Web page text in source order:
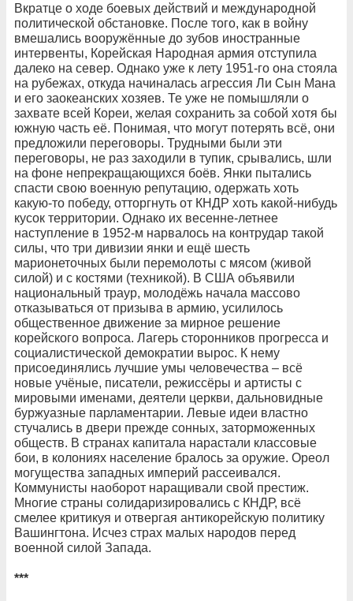
Вкратце о ходе боевых действий и международной
политической обстановке. После того, как в войну
вмешались вооружённые до зубов иностранные
интервенты, Корейская Народная армия отступила
далеко на север. Однако уже к лету 1951-го она стояла
на рубежах, откуда начиналась агрессия Ли Сын Мана
и его заокеанских хозяев. Те уже не помышляли о
захвате всей Кореи, желая сохранить за собой хотя бы
южную часть её. Понимая, что могут потерять всё, они
предложили переговоры. Трудными были эти
переговоры, не раз заходили в тупик, срывались, шли
на фоне непрекращающихся боёв. Янки пытались
спасти свою военную репутацию, одержать хоть
какую-то победу, отторгнуть от КНДР хоть какой-нибудь
кусок территории. Однако их весенне-летнее
наступление в 1952-м нарвалось на контрудар такой
силы, что три дивизии янки и ещё шесть
марионеточных были перемолоты с мясом (живой
силой) и с костями (техникой). В США объявили
национальный траур, молодёжь начала массово
отказываться от призыва в армию, усилилось
общественное движение за мирное решение
корейского вопроса. Лагерь сторонников прогресса и
социалистической демократии вырос. К нему
присоединялись лучшие умы человечества – всё
новые учёные, писатели, режиссёры и артисты с
мировыми именами, деятели церкви, дальновидные
буржуазные парламентарии. Левые идеи властно
стучались в двери прежде сонных, заторможенных
обществ. В странах капитала нарастали классовые
бои, в колониях население бралось за оружие. Ореол
могущества западных империй рассеивался.
Коммунисты наоборот наращивали свой престиж.
Многие страны солидаризировались с КНДР, всё
смелее критикуя и отвергая антикорейскую политику
Вашингтона. Исчез страх малых народов перед
военной силой Запада.
***